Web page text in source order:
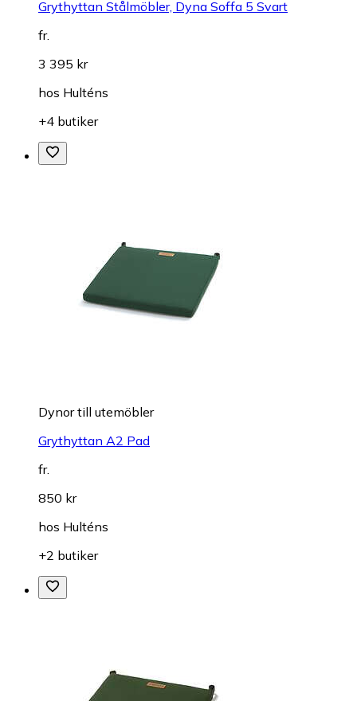
Grythyttan Stålmöbler, Dyna Soffa 5 Svart
fr.
3 395 kr
hos Hulténs
+4 butiker
Dynor till utemöbler
Grythyttan A2 Pad
fr.
850 kr
hos Hulténs
+2 butiker